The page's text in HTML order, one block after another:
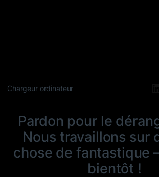
Chargeur ordinateur
Pardon pour le
Nous travaillons sur
chose de fantastique
bientôt !